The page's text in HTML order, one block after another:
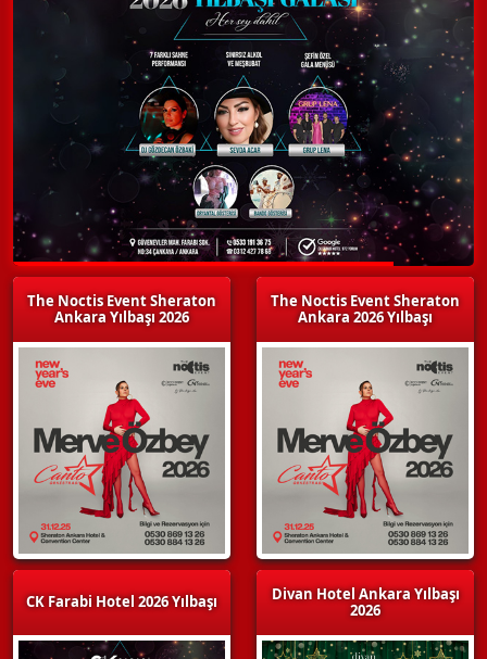
The Noctis Event Sheraton
Ankara Yılbaşı 2026
CK Farabi Hotel 2026 Yılbaşı
The Noctis Event Sheraton
Ankara 2026 Yılbaşı
Divan Hotel Ankara Yılbaşı
2026